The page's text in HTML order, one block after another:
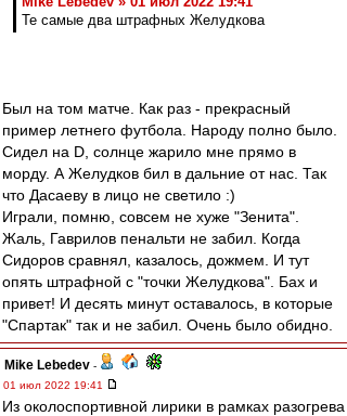
Те самые два штрафных Желудкова
Был на том матче. Как раз - прекрасный
пример летнего футбола. Народу полно было.
Сидел на D, солнце жарило мне прямо в
морду. А Желудков бил в дальние от нас. Так
что Дасаеву в лицо не светило :)
Играли, помню, совсем не хуже "Зенита".
Жаль, Гаврилов пенальти не забил. Когда
Сидоров сравнял, казалось, дожмем. И тут
опять штрафной с "точки Желудкова". Бах и
привет! И десять минут оставалось, в которые
"Спартак" так и не забил. Очень было обидно.
Mike Lebedev -
01 июл 2022 19:41
Из околоспортивной лирики в рамках разогрева